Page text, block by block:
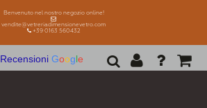
Benvenuto nel nostro negozio online!
vendite@vetreriadimensionevetro.com
+39 0163 560432
Recensioni Google